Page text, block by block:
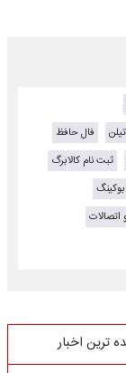
فال حافظ
ثبت نام کالابرگ
بوکینگ
اتصالات
ترین اخبار